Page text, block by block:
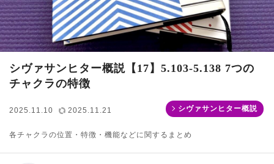
シヴァサンヒター概説【17】5.103-5.138 7つの
チャクラの特徴
2025.11.10 2025.11.21 シヴァサンヒター概説
各チャクラの位置・特徴・機能などに関するまとめ